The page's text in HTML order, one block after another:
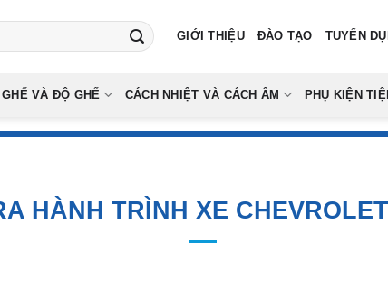
GIỚI THIỆU ĐÀO TẠO TUYỂN
VÀ ĐỘ GHẾ CÁCH NHIỆT VÀ CÁCH ÂM PHỤ KIỆN
HÀNH TRÌNH XE